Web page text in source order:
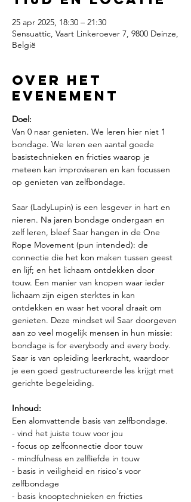
25 apr 2025, 18:30 – 21:30
Sensuattic, Vaart Linkeroever 7, 9800 Deinze,
België
Over het
evenement
Doel:
Van 0 naar genieten. We leren hier niet 1
bondage. We leren een aantal goede
basistechnieken en fricties waarop je
meteen kan improviseren en kan focussen
op genieten van zelfbondage.
Saar (LadyLupin) is een lesgever in hart en
nieren. Na jaren bondage ondergaan en
zelf leren, bleef Saar hangen in de One
Rope Movement (pun intended): de
connectie die het kon maken tussen geest
en lijf; en het lichaam ontdekken door
touw. Een manier van knopen waar ieder
lichaam zijn eigen sterktes in kan
ontdekken en waar het vooral draait om
genieten. Deze mindset wil Saar doorgeven
aan zo veel mogelijk mensen in hun missie:
bondage is for everybody and every body.
Saar is van opleiding leerkracht, waardoor
je een goed gestructureerde les krijgt met
gerichte begeleiding.
Inhoud:
Een alomvattende basis van zelfbondage.
- vind het juiste touw voor jou
- focus op zelfconnectie door touw
- mindfulness en zelfliefde in touw
- basis in veiligheid en risico's voor
zelfbondage
- basis knooptechnieken en fricties